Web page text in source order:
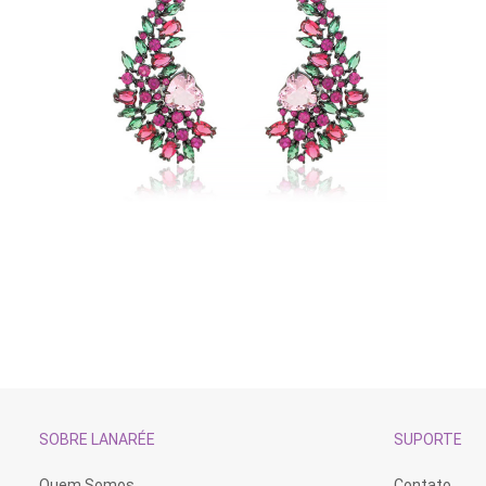
SOBRE LANARÉE SUPORTE